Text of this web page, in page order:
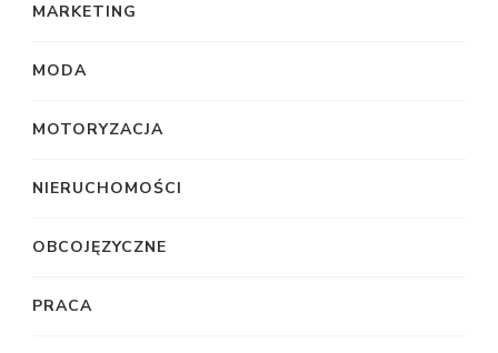
MARKETING
MODA
MOTORYZACJA
NIERUCHOMOŚCI
OBCOJĘZYCZNE
PRACA